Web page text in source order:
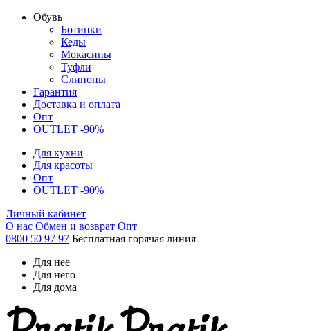
Обувь
Ботинки
Кеды
Мокасины
Туфли
Слипоны
Гарантия
Доставка и оплата
Опт
OUTLET -90%
Для кухни
Для красоты
Опт
OUTLET -90%
Личный кабинет
О нас Обмен и возврат Опт
0800 50 97 97 Бесплатная горячая линия
Для нее
Для него
Для дома